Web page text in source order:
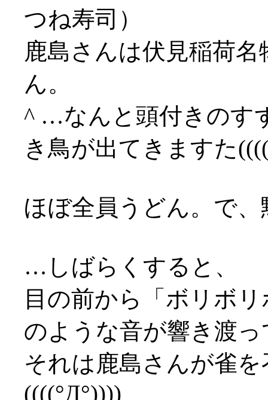
つね寿司）
鹿島さんは伏見稲荷
ん。
^ …なんと頭付きのす
き鳥が出てきますた
ほぼ全員うどん。で
…しばらくすると、
目の前から「ボリボ
のような音が響き渡
それは鹿島さんが雀
((((°Д°))))